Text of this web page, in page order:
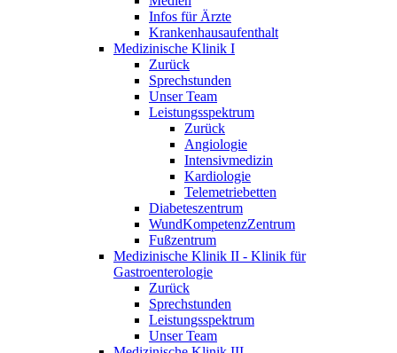
Infos für Ärzte
Krankenhausaufenthalt
Medizinische Klinik I
Zurück
Sprechstunden
Unser Team
Leistungsspektrum
Zurück
Angiologie
Intensivmedizin
Kardiologie
Telemetriebetten
Diabeteszentrum
WundKompetenzZentrum
Fußzentrum
Medizinische Klinik II - Klinik für
Gastroenterologie
Zurück
Sprechstunden
Leistungsspektrum
Unser Team